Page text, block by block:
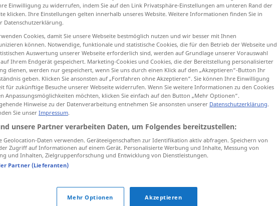
antippen)
Abbild
Abbildeiner Person
passées
ein schwaches Abbild früheren
Einwilligung zu widerrufen, indem Sie auf den Link Privatsphäre-Einstellungen am unteren Rand der
klicken. Ihre Einstellungen gelten innerhalb unseres Website. Weitere Informationen finden Sie in
Datenschutzerklärung.
Cookies, damit Sie unsere Webseite bestmöglich nutzen und wir besser mit Ihnen
können. Notwendige, funktionale und statistische Cookies, die für den Betrieb der Webseite und
Auswertung unserer Webseite erforderlich sind, werden auf Grundlage unserer Vorauswahl
Ihrem Endgerät gespeichert. Marketing-Cookies und Cookies, die der Bereitstellung personalisierter
dienen, werden nur gespeichert, wenn Sie uns durch einen Klick auf den „Akzeptieren“-Button Ihr
geben. Klicken Sie ansonsten auf „Fortfahren ohne Akzeptieren“. Sie können Ihre Einwilligung
für zukünftige Besuche unserer Webseite widerrufen. Wenn Sie weitere Informationen zu den Cookies
Anpassungsmöglichkeiten möchten, klicken Sie einfach auf den Button „Mehr Optionen“.
Hinweise zu der Datenverarbeitung entnehmen Sie ansonsten unserer Datenschutzerklärung.
Sie unser Impressum.
unsere Partner verarbeiten Daten, um Folgendes bereitzustellen:
Geolocation-Daten verwenden. Geräteeigenschaften zur Identifikation aktiv abfragen. Speichern von
Zugriff auf Informationen auf einem Gerät. Personalisierte Werbung und Inhalte, Messung von
und Inhalten, Zielgruppenforschung und Entwicklung von Dienstleistungen.
Partner (Lieferanten)
Mehr Optionen Akzeptieren